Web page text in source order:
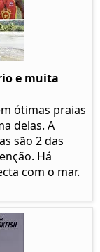
e muita
ótimas praias
delas. A
são 2 das
Há
com o mar.